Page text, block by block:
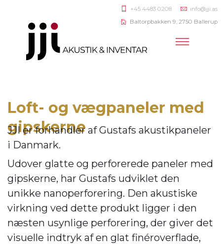
+45 4483 0208
info@jji.as
Baltorpbakken 9, 2750 Ballerup
Loft- og vægpaneler med
gipskerne
JJI er forhandler afGustafs akustikpaneler
i Danmark.
Udover glatte og perforerede paneler med
gipskerne, har Gustafs udviklet den
unikke nanoperforering. Den akustiske
virkning ved dette produkt ligger i den
næsten usynlige perforering, der giver det
visuelle indtryk af en glat finéroverflade,